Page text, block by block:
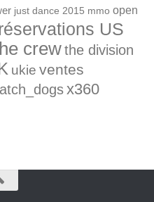
just dance 2015 mmo open
US
crewthe division
ukie ventes
x360